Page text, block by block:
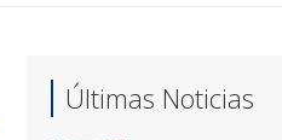
Últimas Noticias